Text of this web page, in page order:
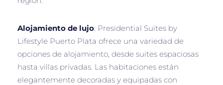
Alojamiento de lujo: Presidential Suites by
Lifestyle Puerto Plata ofrece una variedad de
opciones de alojamiento, desde suites espaciosas
hasta villas privadas. Las habitaciones están
elegantemente decoradas y equipadas con